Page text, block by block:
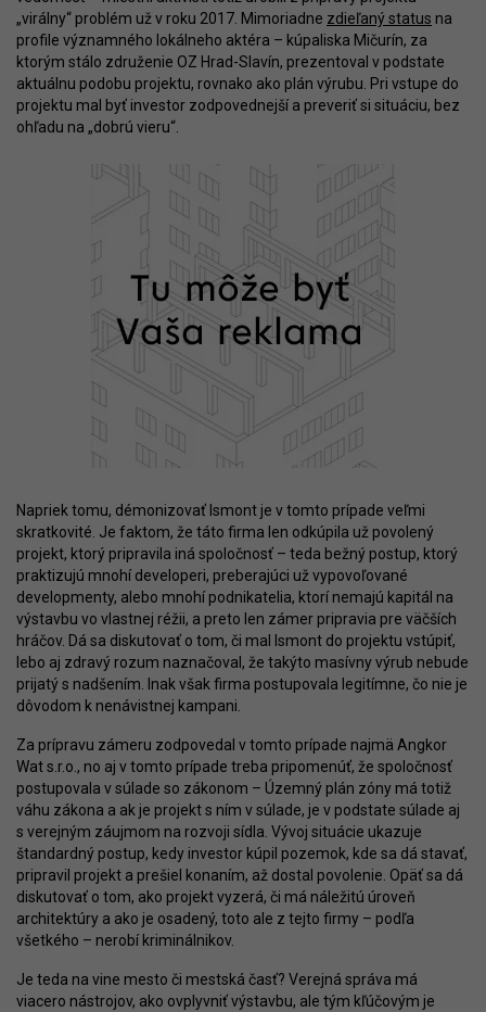
„virálny“ problém už v roku 2017. Mimoriadne zdieľaný status na
profile významného lokálneho aktéra – kúpaliska Mičurín, za
ktorým stálo združenie OZ Hrad-Slavín, prezentoval v podstate
aktuálnu podobu projektu, rovnako ako plán výrubu. Pri vstupe do
projektu mal byť investor zodpovednejší a preveriť si situáciu, bez
ohľadu na „dobrú vieru“.
Napriek tomu, démonizovať Ismont je v tomto prípade veľmi
skratkovité. Je faktom, že táto firma len odkúpila už povolený
projekt, ktorý pripravila iná spoločnosť – teda bežný postup, ktorý
praktizujú mnohí developeri, preberajúci už vypovoľované
developmenty, alebo mnohí podnikatelia, ktorí nemajú kapitál na
výstavbu vo vlastnej réžii, a preto len zámer pripravia pre väčších
hráčov. Dá sa diskutovať o tom, či mal Ismont do projektu vstúpiť,
lebo aj zdravý rozum naznačoval, že takýto masívny výrub nebude
prijatý s nadšením. Inak však firma postupovala legitímne, čo nie je
dôvodom k nenávistnej kampani.
Za prípravu zámeru zodpovedal v tomto prípade najmä Angkor
Wat s.r.o., no aj v tomto prípade treba pripomenúť, že spoločnosť
postupovala v súlade so zákonom – Územný plán zóny má totiž
váhu zákona a ak je projekt s ním v súlade, je v podstate súlade aj
s verejným záujmom na rozvoji sídla. Vývoj situácie ukazuje
štandardný postup, kedy investor kúpil pozemok, kde sa dá stavať,
pripravil projekt a prešiel konaním, až dostal povolenie. Opäť sa dá
diskutovať o tom, ako projekt vyzerá, či má náležitú úroveň
architektúry a ako je osadený, toto ale z tejto firmy – podľa
všetkého – nerobí kriminálnikov.
Je teda na vine mesto či mestská časť? Verejná správa má
viacero nástrojov, ako ovplyvniť výstavbu, ale tým kľúčovým je